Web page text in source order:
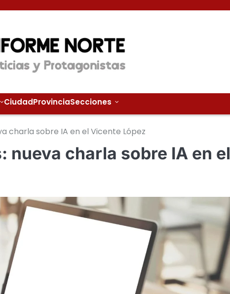
CiudadProvinciaSecciones
charla sobre IA en el Vicente López
charla sobre IA en el